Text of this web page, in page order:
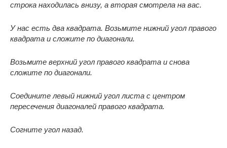
строка находилась внизу, а вторая смотрела на вас.
У нас есть два квадрата. Возьмите нижний угол правого
квадрата и сложите по диагонали.
Возьмите верхний угол правого квадрата и снова
сложите по диагонали.
Соедините левый нижний угол листа с центром
пересечения диагоналей правого квадрата.
Согните угол назад.